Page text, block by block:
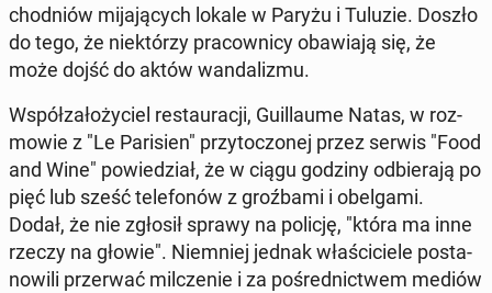
chod­niów mi­ja­ją­cych lokale w Paryżu i Tuluzie. Doszło
do tego, że nie­któ­rzy pra­cow­ni­cy oba­wia­ją się, że
może dojść do aktów wan­da­li­zmu.
Współ­za­ło­ży­ciel re­stau­ra­cji, Gu­il­lau­me Natas, w roz­
mo­wie z "Le Pa­ri­sien" przy­to­czo­nej przez serwis "Food
and Wine" po­wie­dział, że w ciągu godziny od­bie­ra­ją po
pięć lub sześć te­le­fo­nów z groź­ba­mi i obe­lga­mi.
Dodał, że nie zgłosił sprawy na policję, "która ma inne
rzeczy na głowie". Nie­mniej jednak wła­ści­cie­le po­sta­
no­wi­li prze­rwać mil­cze­nie i za po­śred­nic­twem mediów